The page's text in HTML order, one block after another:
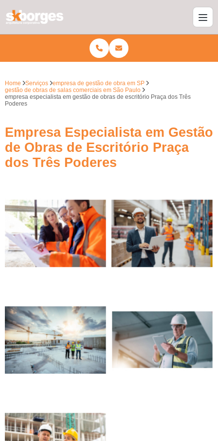
Home Serviços
empresa de gestão de obra em SP
gestão de obras de salas comerciais em São Paulo
empresa especialista em gestão de obras de escritório Praça dos Três
Poderes
Empresa Especialista em Gestão
de Obras de Escritório Praça
dos Três Poderes